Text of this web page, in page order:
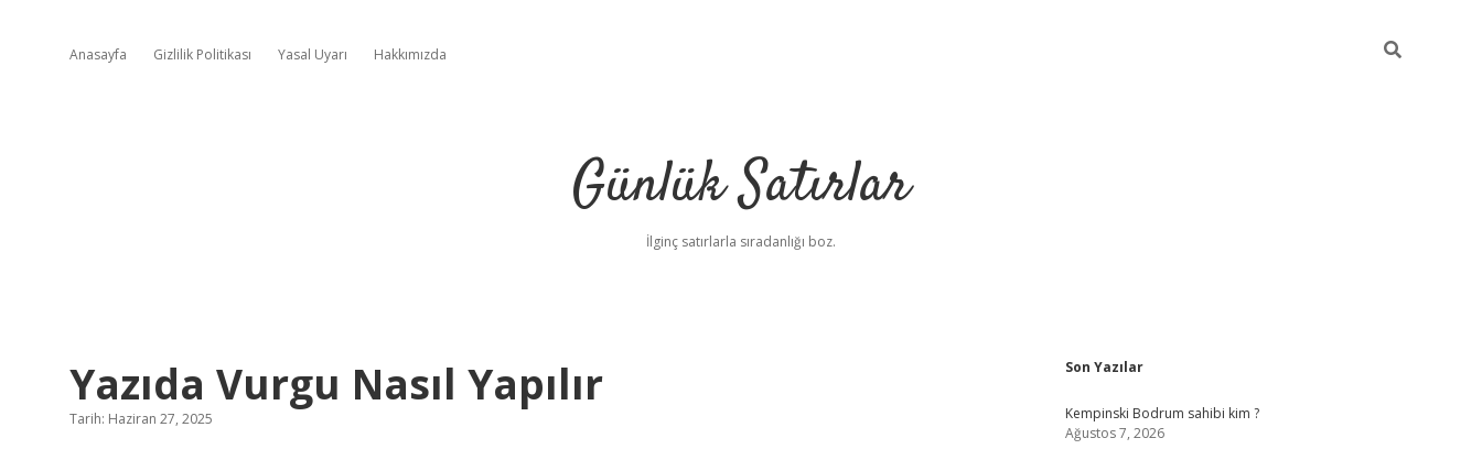
Anasayfa Gizlilik Politikası Yasal Uyarı Hakkımızda
Günlük Satırlar
İlginç satırlarla sıradanlığı boz.
Yazıda Vurgu Nasıl Yapılır
Tarih: Haziran 27, 2025
Sidebar
Son Yazılar
Kempinski Bodrum sahibi kim ?
Ağustos 7, 2026